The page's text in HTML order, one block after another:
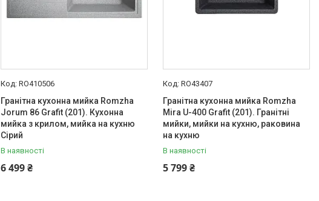
RO410506
Гранітна кухонна мийка Romzha
Jorum 86 Grafit (201). Кухонна
мийка з крилом, мийка на кухню
Сірий
В наявності
6 499 ₴
RO43407
Гранітна кухонна мийка Romzha
Mira U-400 Grafit (201). Гранітні
мийки, мийки на кухню, раковина
на кухню
В наявності
5 799 ₴